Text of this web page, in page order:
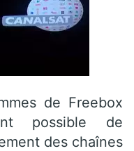
de Freebox
possible de
des chaînes